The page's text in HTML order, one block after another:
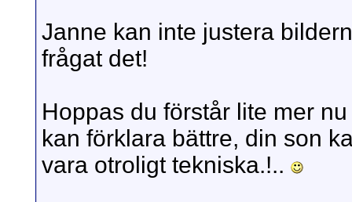
Janne kan inte justera
frågat det!
Hoppas du förstår lite mer
kan förklara bättre, din son
vara otroligt tekniska.!..